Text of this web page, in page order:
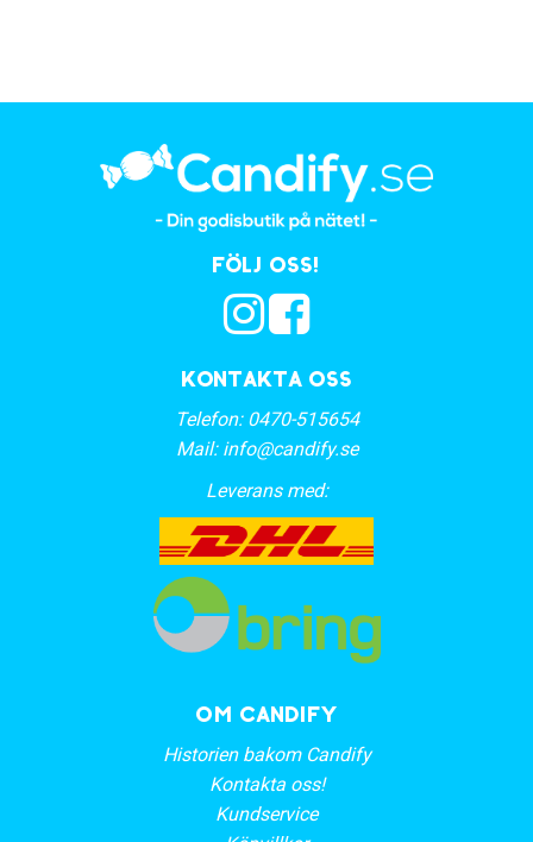
Kontakta oss
Telefon: 0470-515654
Mail: info@candify.se
Leverans med:
Följ oss!
OM CANDIFY
Historien bakom Candify
Kontakta oss!
Kundservice